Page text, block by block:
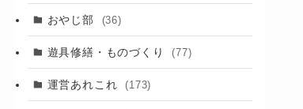
おやじ部 (36)
遊具修繕・ものづくり (77)
運営あれこれ (173)